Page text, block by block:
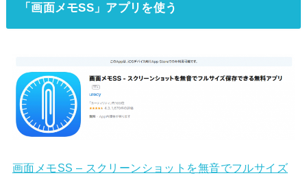
「画面メモSS」アプリを使う
画面メモSS – スクリーンショットを無音でフルサイズ